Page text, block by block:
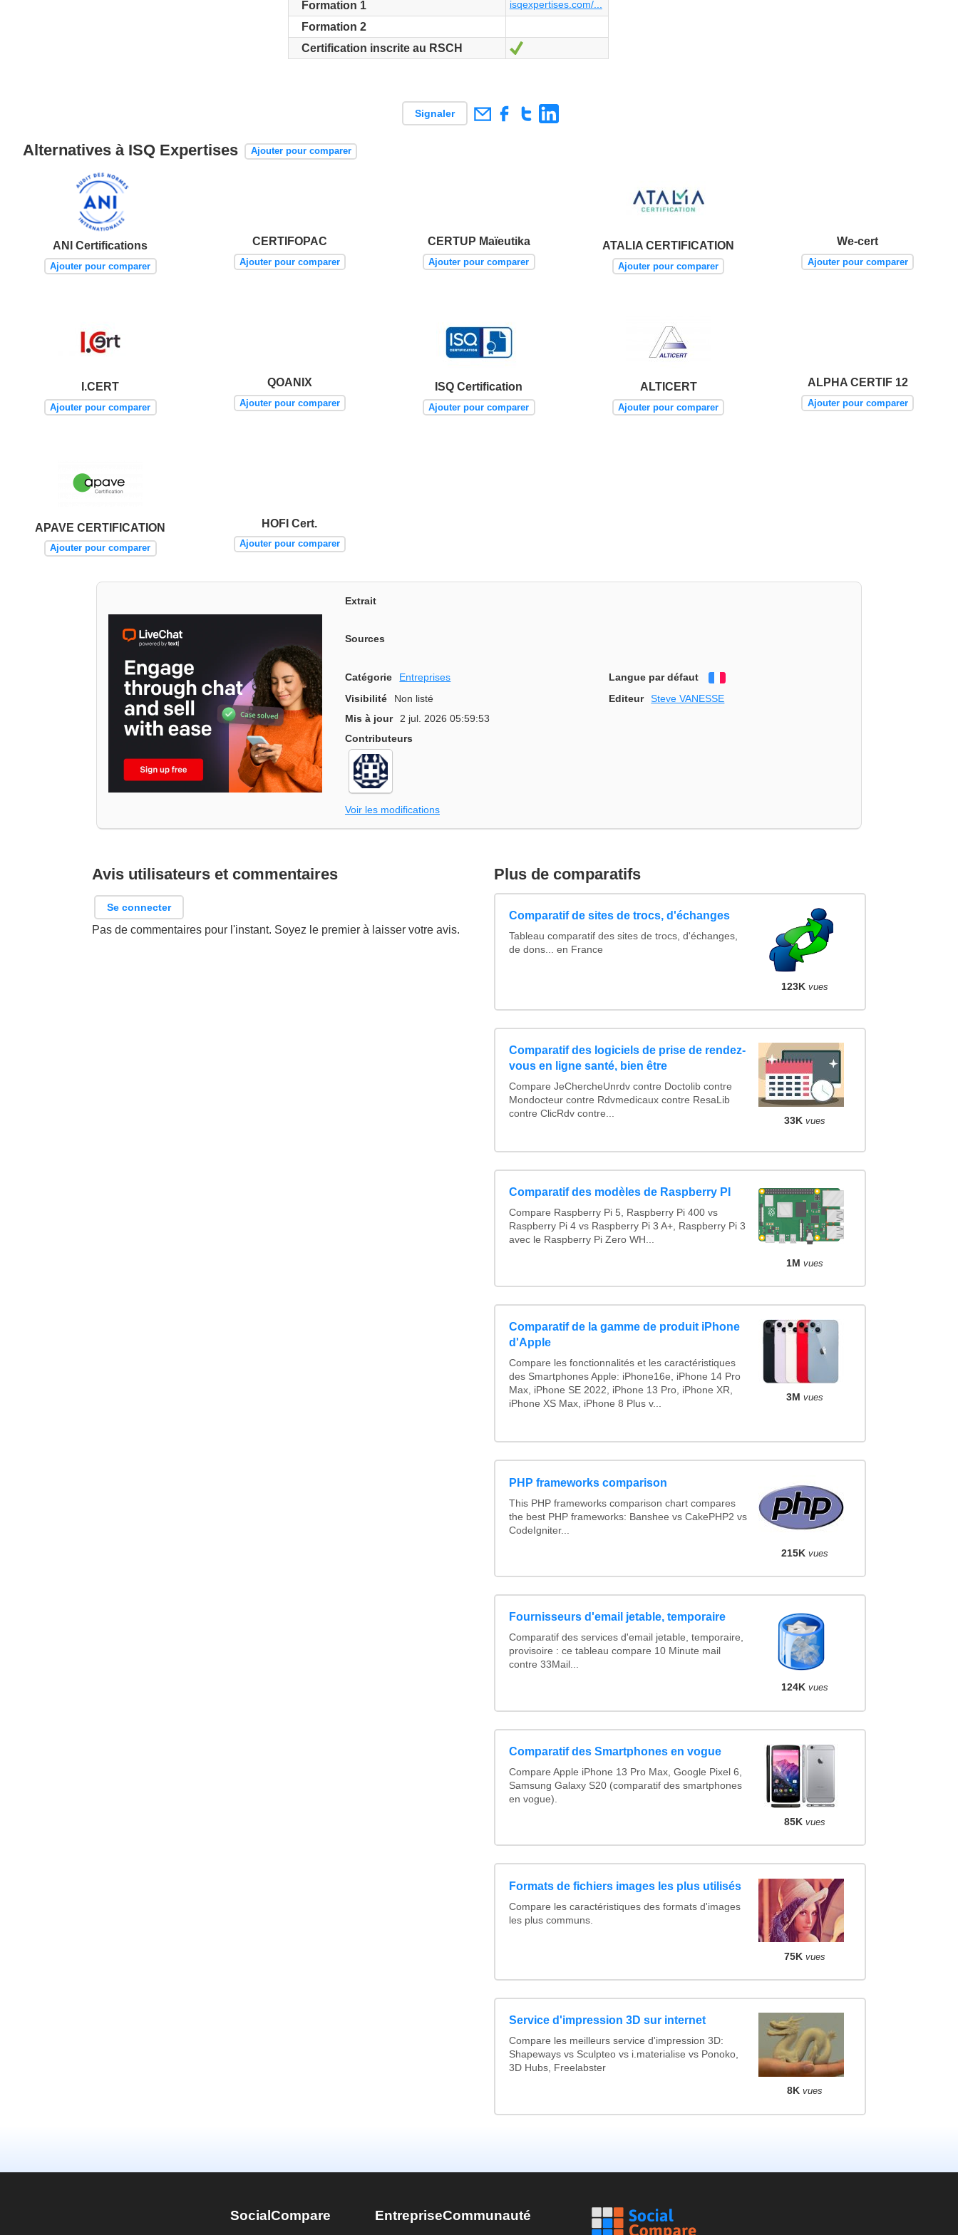
Formation 1 isqexpertises.com/...
Formation 2
Certification inscrite au RSCH
Signaler
Alternatives à ISQ Expertises Ajouter pour comparer
ANI Certifications
Ajouter pour comparer
CERTIFOPAC
Ajouter pour comparer
CERTUP Maïeutika
Ajouter pour comparer
ATALIA CERTIFICATION
Ajouter pour comparer
We-cert
Ajouter pour comparer
I.CERT
Ajouter pour comparer
QOANIX
Ajouter pour comparer
ISQ Certification
Ajouter pour comparer
ALTICERT
Ajouter pour comparer
ALPHA CERTIF 12
Ajouter pour comparer
APAVE CERTIFICATION
Ajouter pour comparer
HOFI Cert.
Ajouter pour comparer
Extrait
Sources
Catégorie Entreprises Langue par défaut
Français
Visibilité
Non listé Editeur
Steve VANESSE
Mis à jour
2 jul. 2026 05:59:53
Contributeurs
Voir les modifications
Avis utilisateurs et commentaires
Se connecter
Pas de commentaires pour l'instant. Soyez le premier à laisser votre avis.
Plus de comparatifs
Comparatif de sites de trocs, d'échanges
Tableau comparatif des sites de trocs, d'échanges,
de dons... en France
123K vues
Comparatif des logiciels de prise de rendez-
vous en ligne santé, bien être
Compare JeChercheUnrdv contre Doctolib contre
Mondocteur contre Rdvmedicaux contre ResaLib
contre ClicRdv contre...
33K vues
Comparatif des modèles de Raspberry PI
Compare Raspberry Pi 5, Raspberry Pi 400 vs
Raspberry Pi 4 vs Raspberry Pi 3 A+, Raspberry Pi 3
avec le Raspberry Pi Zero WH...
1M vues
Comparatif de la gamme de produit iPhone
d'Apple
Compare les fonctionnalités et les caractéristiques
des Smartphones Apple: iPhone16e, iPhone 14 Pro
Max, iPhone SE 2022, iPhone 13 Pro, iPhone XR,
iPhone XS Max, iPhone 8 Plus v...
3M vues
PHP frameworks comparison
This PHP frameworks comparison chart compares
the best PHP frameworks: Banshee vs CakePHP2 vs
CodeIgniter...
215K vues
Fournisseurs d'email jetable, temporaire
Comparatif des services d'email jetable, temporaire,
provisoire : ce tableau compare 10 Minute mail
contre 33Mail...
124K vues
Comparatif des Smartphones en vogue
Compare Apple iPhone 13 Pro Max, Google Pixel 6,
Samsung Galaxy S20 (comparatif des smartphones
en vogue).
85K vues
Formats de fichiers images les plus utilisés
Compare les caractéristiques des formats d'images
les plus communs.
75K vues
Service d'impression 3D sur internet
Compare les meilleurs service d'impression 3D:
Shapeways vs Sculpteo vs i.materialise vs Ponoko,
3D Hubs, Freelabster
8K vues
SocialCompare EntrepriseCommunauté